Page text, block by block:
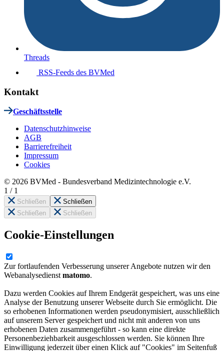
Threads
RSS-Feeds des BVMed
Kontakt
Geschäftsstelle
Datenschutzhinweise
AGB
Barrierefreiheit
Impressum
Cookies
© 2026 BVMed - Bundesverband Medizintechnologie e.V.
1 / 1
Schließen
Schließen
Schließen
Schließen
Cookie-Einstellungen
Zur fortlaufenden Verbesserung unserer Angebote nutzen wir den
Webanalysedienst matomo.
Dazu werden Cookies auf Ihrem Endgerät gespeichert, was uns eine
Analyse der Benutzung unserer Webseite durch Sie ermöglicht. Die
so erhobenen Informationen werden pseudonymisiert, ausschließlich
auf unserem Server gespeichert und nicht mit anderen von uns
erhobenen Daten zusammengeführt - so kann eine direkte
Personenbeziehbarkeit ausgeschlossen werden. Sie können Ihre
Einwilligung jederzeit über einen Klick auf "Cookies" im Seitenfuß